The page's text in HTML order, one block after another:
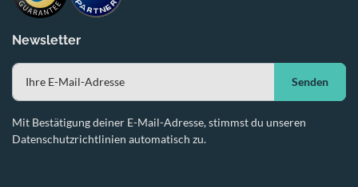
Newsletter
Senden
Mit Bestätigung deiner E-Mail-Adresse, stimmst du unseren
Datenschutzrichtlinien automatisch zu.